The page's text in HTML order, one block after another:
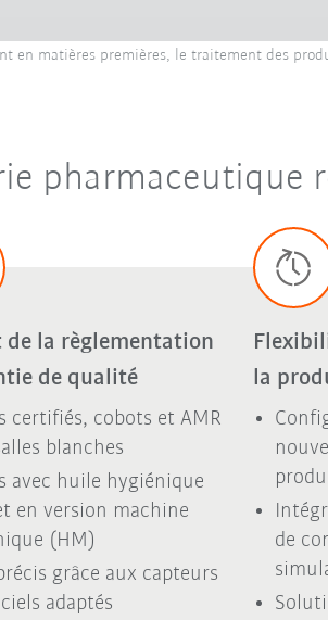
en matières premières, le traitement des
pharmaceutique
de la règlementation
de qualité
certifiés, cobots et AMR
blanches
avec huile hygiénique
en version machine
(HM)
grâce aux capteurs
adaptés
la
de